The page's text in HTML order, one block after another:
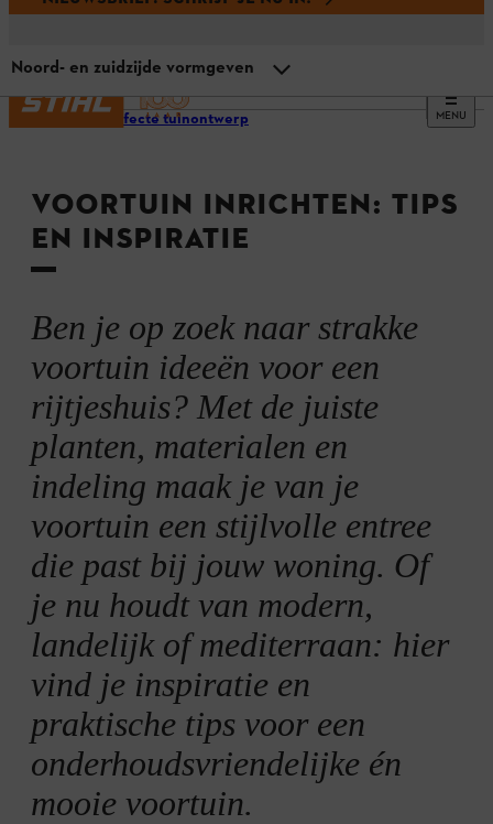
MENU
Het perfecte tuinontwerp
VOORTUIN INRICHTEN: TIPS
EN INSPIRATIE
Ben je op zoek naar strakke
voortuin ideeën voor een
rijtjeshuis? Met de juiste
planten, materialen en
indeling maak je van je
voortuin een stijlvolle entree
die past bij jouw woning. Of
je nu houdt van modern,
landelijk of mediterraan: hier
vind je inspiratie en
praktische tips voor een
onderhoudsvriendelijke én
mooie voortuin.
Noord- en zuidzijde vormgeven
Moderne voortuin
Voortuin met stenen
Mediterrane vormgeving
Voortuin in landelijke stijl
Onderhoudsvriendelijke voortuin
Noord- en zuidzijde vormgeven